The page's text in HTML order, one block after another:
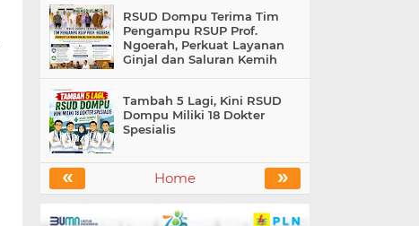
RSUD Dompu Terima Tim
Pengampu RSUP Prof.
Ngoerah, Perkuat Layanan
Ginjal dan Saluran Kemih
Tambah 5 Lagi, Kini RSUD
Dompu Miliki 18 Dokter
Spesialis
« »
Home